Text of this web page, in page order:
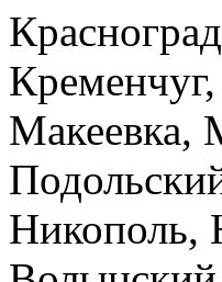
Макеевка,
Никополь,